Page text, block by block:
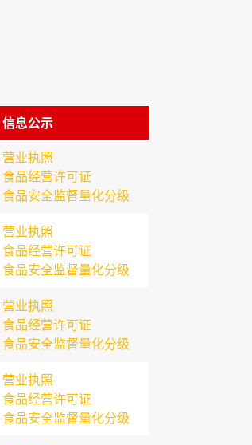
信息公示
营业执照
食品经营许可证
食品安全监督量化分级
营业执照
食品经营许可证
食品安全监督量化分级
营业执照
食品经营许可证
食品安全监督量化分级
营业执照
食品经营许可证
食品安全监督量化分级